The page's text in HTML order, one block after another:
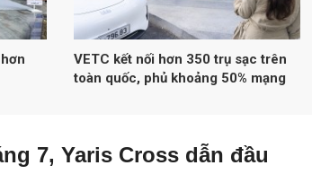
VETC kết nối hơn 350 trụ sạc trên
toàn quốc, phủ khoảng 50% mạng
7, Yaris Cross dẫn đầu